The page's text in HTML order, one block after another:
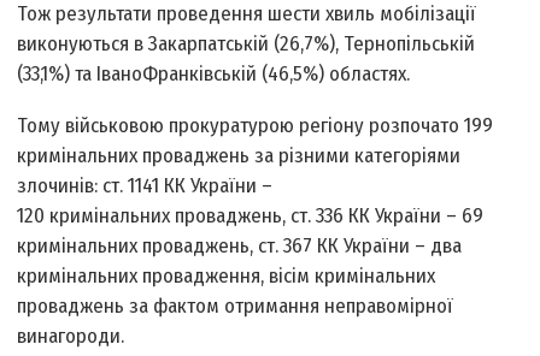
Тож результати проведення шести хвиль мобілізації
виконуються в Закарпатській (26,7%), Тернопільській
(33,1%) та Івано­Франківській (46,5%) областях.
Тому військовою прокуратурою регіону розпочато 199
кримінальних проваджень за різними категоріями
злочинів: ст. 114­1 КК України –
120 кримінальних проваджень, ст. 336 КК України – 69
кримінальних проваджень, ст. 367 КК України – два
кримінальних провадження, вісім кримінальних
проваджень за фактом отримання неправомірної
винагороди.